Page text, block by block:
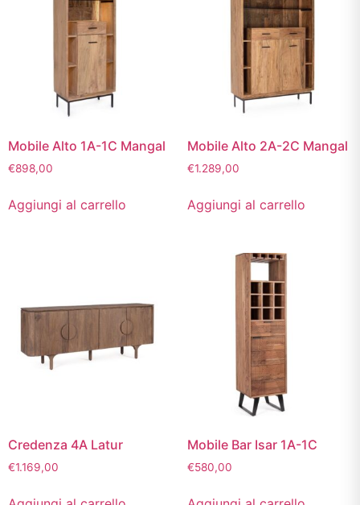
Mobile Alto 1A-1C Mangal
€898,00
Aggiungi al carrello
Mobile Alto 2A-2C Mangal
€1.289,00
Aggiungi al carrello
Credenza 4A Latur
€1.169,00
Mobile Bar Isar 1A-1C
€580,00